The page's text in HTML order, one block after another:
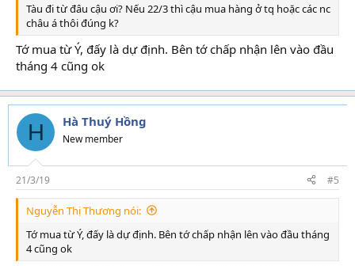
Tàu đi từ đâu cậu ơi? Nếu 22/3 thì cậu mua hàng ở tq hoặc các nc
châu á thôi đúng k?
Tớ mua từ Ý, đấy là dự định. Bên tớ chấp nhận lên vào đầu
tháng 4 cũng ok
H Hà Thuý Hồng
New member
21/3/19 #5
Nguyễn Thị Thương nói:
Tớ mua từ Ý, đấy là dự định. Bên tớ chấp nhận lên vào đầu tháng
4 cũng ok